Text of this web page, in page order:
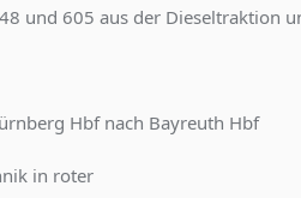
und 605 aus der Dieseltraktion
Hbf nach Bayreuth Hbf
in roter